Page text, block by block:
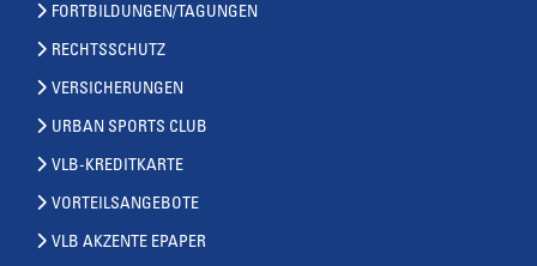
FORTBILDUNGEN/TAGUNGEN
RECHTSSCHUTZ
VERSICHERUNGEN
URBAN SPORTS CLUB
VLB-KREDITKARTE
VORTEILSANGEBOTE
VLB AKZENTE EPAPER